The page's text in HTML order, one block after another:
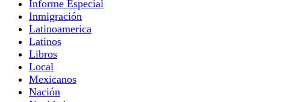
Informe Especial
Inmigración
Latinoamerica
Latinos
Libros
Local
Mexicanos
Nación